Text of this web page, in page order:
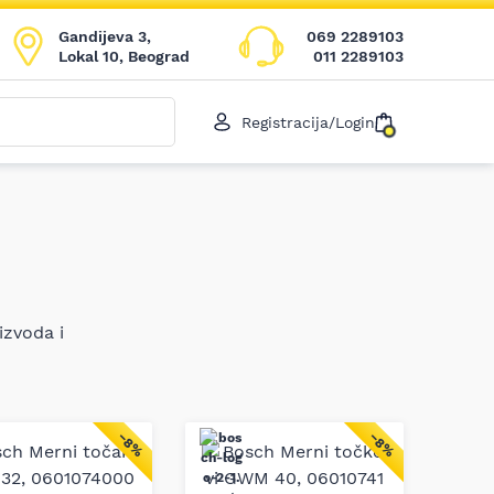
Gandijeva 3,
Lokal 10, Beograd
069 2289103
011 2289103
Registracija/Login
i
−8% −8%